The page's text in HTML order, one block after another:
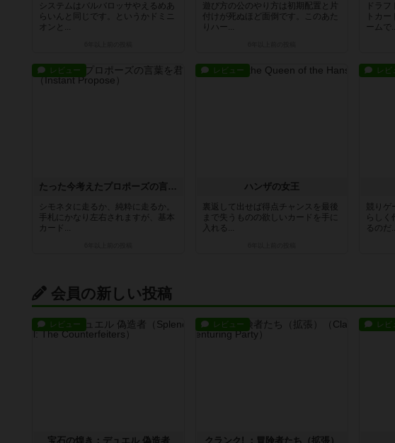
システムはバルバロッサやえるめあ
らいんと同じです。というかドミニ
オンと...
遊び方の公のやり方は初期配置と片
付けが死ぬほど面倒です。このあた
りハー...
ドラ
トカ
ームで
レビュー
たった今考えたプロポーズの言葉を君に捧ぐよ。
シモネタに走るか、純粋に走るか。
手札にかなり左右されますが、基本
カード...
レビュー
ハンザの女王
裏返して出せば得点チャンスを最後
まで失うものの欲しいカードを手に
入れる...
レビ
競り
らしく
るのだ
会員の新しい投稿
レビュー
宝石の煌き：デュエル 偽造者
レビュー
クランク! ：冒険者たち（拡張）
レビ